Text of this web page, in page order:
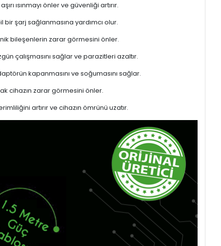
ısınmayı önler ve güvenliği artırır.
şarj sağlanmasına yardımcı olur.
bileşenlerin zarar görmesini önler.
çalışmasını sağlar ve parazitleri azaltır.
kapanmasını ve soğumasını sağlar.
cihazın zarar görmesini önler.
artırır ve cihazın ömrünü uzatır.